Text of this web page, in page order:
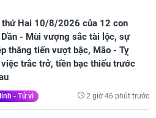
Hai 10/8/2026 của 12 con
- Mùi vượng sắc tài lộc, sự
thăng tiến vượt bậc, Mão - Tỵ
trắc trở, tiền bạc thiếu trước
- Tử vi 2 giờ 46 phút trước